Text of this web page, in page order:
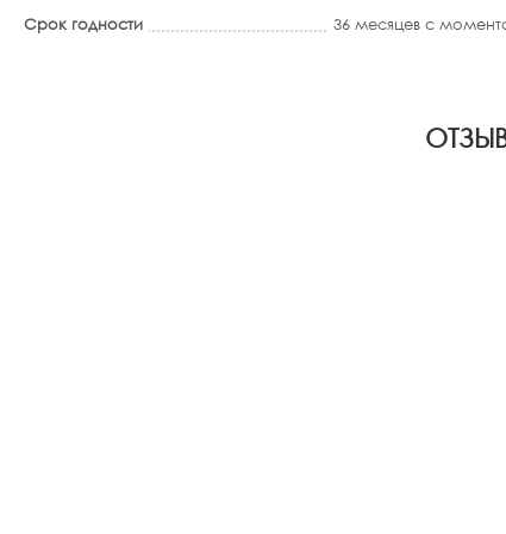
Срок годности 36 месяцев с